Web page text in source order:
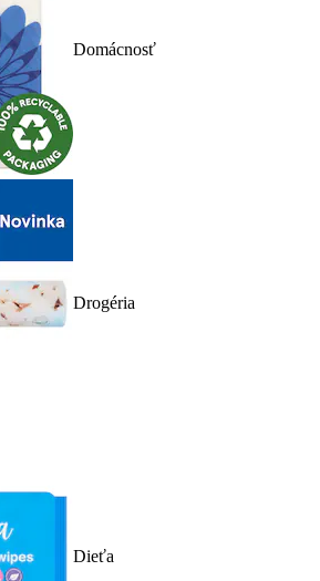
Domácnosť
Drogéria
Dieťa